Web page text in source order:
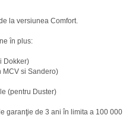
la versiunea Comfort.
ȋn plus:
Dokker)
MCV si Sandero)
(pentru Duster)
garanţie de 3 ani în limita a 100 000